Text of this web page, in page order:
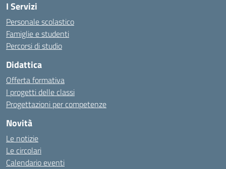
I Servizi
Personale scolastico
Famiglie e studenti
Percorsi di studio
Didattica
Offerta formativa
I progetti delle classi
Progettazioni per competenze
Novità
Le notizie
Le circolari
Calendario eventi